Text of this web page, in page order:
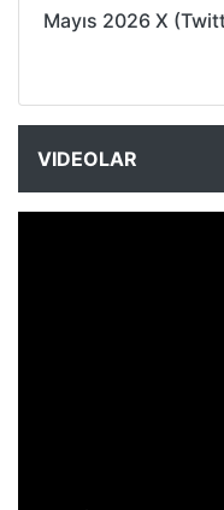
Mayıs 2026 X
VIDEOLAR